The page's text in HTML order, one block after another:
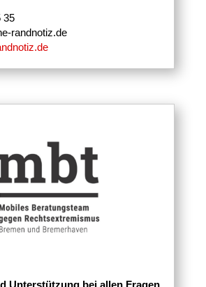
35
randnotiz.de
Unterstützung bei allen Fragen